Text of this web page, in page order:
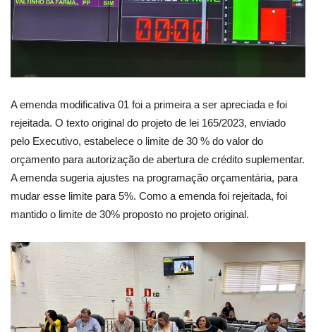
A emenda modificativa 01 foi a primeira a ser apreciada e foi
rejeitada. O texto original do projeto de lei 165/2023, enviado
pelo Executivo, estabelece o limite de 30 % do valor do
orçamento para autorização de abertura de crédito suplementar.
A emenda sugeria ajustes na programação orçamentária, para
mudar esse limite para 5%. Como a emenda foi rejeitada, foi
mantido o limite de 30% proposto no projeto original.